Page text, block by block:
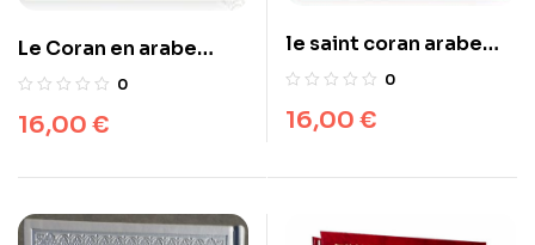
Le Coran en arabe
(lecture Hafs)القرآن
حزم
0
16,00 €
le saint coran arabe
HAFS dar Ibn hazm
برواية حفص
0
16,00 €